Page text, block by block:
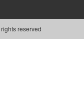
reserved